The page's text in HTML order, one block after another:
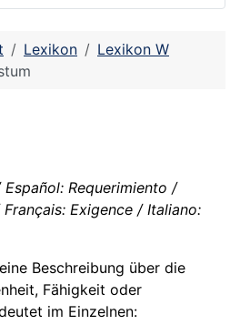
Lexikon
Lexikon W
Requerimiento /
Exigence / Italiano:
Beschreibung über die
Fähigkeit oder
im Einzelnen: